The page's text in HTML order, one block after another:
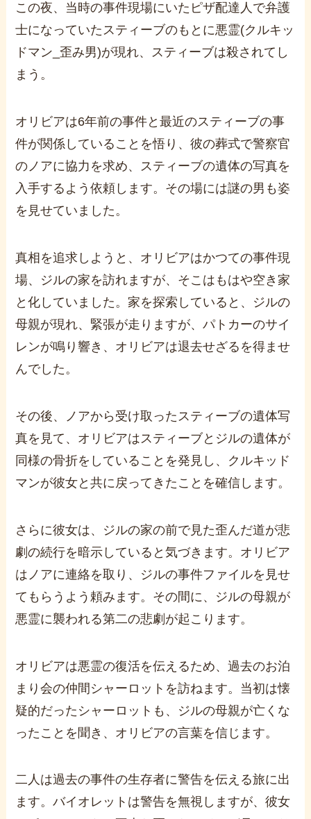
この夜、当時の事件現場にいたピザ配達人で弁護
士になっていたスティーブのもとに悪霊(クルキッ
ドマン _歪み男)が現れ、スティーブは殺されてし
まう。
オリビアは6年前の事件と最近のスティーブの事
件が関係していることを悟り、彼の葬式で警察官
のノアに協力を求め、スティーブの遺体の写真を
入手するよう依頼します。その場には謎の男も姿
を見せていました。
真相を追求しようと、オリビアはかつての事件現
場、ジルの家を訪れますが、そこはもはや空き家
と化していました。家を探索していると、ジルの
母親が現れ、緊張が走りますが、パトカーのサイ
レンが鳴り響き、オリビアは退去せざるを得ませ
んでした。
その後、ノアから受け取ったスティーブの遺体写
真を見て、オリビアはスティーブとジルの遺体が
同様の骨折をしていることを発見し、クルキッド
マンが彼女と共に戻ってきたことを確信します。
さらに彼女は、ジルの家の前で見た歪んだ道が悲
劇の続行を暗示していると気づきます。オリビア
はノアに連絡を取り、ジルの事件ファイルを見せ
てもらうよう頼みます。その間に、ジルの母親が
悪霊に襲われる第二の悲劇が起こります。
オリビアは悪霊の復活を伝えるため、過去のお泊
まり会の仲間シャーロットを訪ねます。当初は懐
疑的だったシャーロットも、ジルの母親が亡くな
ったことを聞き、オリビアの言葉を信じます。
二人は過去の事件の生存者に警告を伝える旅に出
ます。バイオレットは警告を無視しますが、彼女